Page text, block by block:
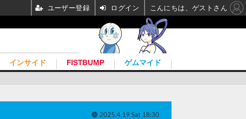
インサイド FISTBUMP ゲムマイド
2025.4.19 Sat 18:30
ユーザー登録 ログイン こんにちは、ゲストさん